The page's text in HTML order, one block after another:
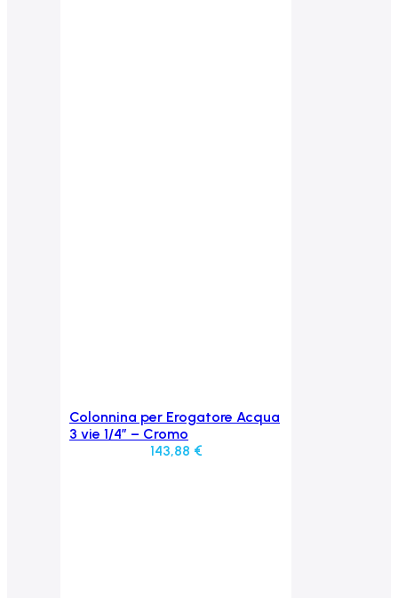
Aggiungi al carrello
Colonnina per Erogatore Acqua
3 vie 1/4” – Cromo
143,88 €